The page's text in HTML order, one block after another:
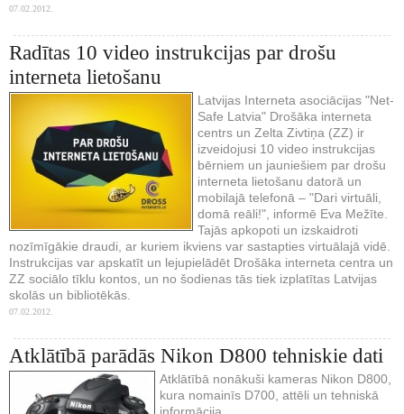
07.02.2012.
Radītas 10 video instrukcijas par drošu
interneta lietošanu
Latvijas Interneta asociācijas "Net-
Safe Latvia" Drošāka interneta
centrs un Zelta Zivtiņa (ZZ) ir
izveidojusi 10 video instrukcijas
bērniem un jauniešiem par drošu
interneta lietošanu datorā un
mobilajā telefonā – "Dari virtuāli,
domā reāli!", informē Eva Mežīte.
Tajās apkopoti un izskaidroti
nozīmīgākie draudi, ar kuriem ikviens var sastapties virtuālajā vidē.
Instrukcijas var apskatīt un lejupielādēt Drošāka interneta centra un
ZZ sociālo tīklu kontos, un no šodienas tās tiek izplatītas Latvijas
skolās un bibliotēkās.
07.02.2012.
Atklātībā parādās Nikon D800 tehniskie dati
Atklātībā nonākuši kameras Nikon D800,
kura nomainīs D700, attēli un tehniskā
informācija.